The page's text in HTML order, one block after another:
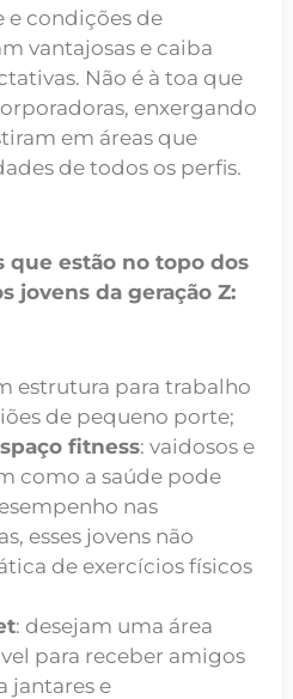
e condições de
vantajosas e caiba
Não é à toa que
enxergando
em áreas que
de todos os perfis.
que estão no topo dos
jovens da geração Z:
estrutura para trabalho
de pequeno porte;
fitness: vaidosos e
como a saúde pode
nas
esses jovens não
de exercícios físicos
: desejam uma área
para receber amigos
jantares e